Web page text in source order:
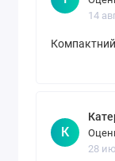
14
Компактний
К
28